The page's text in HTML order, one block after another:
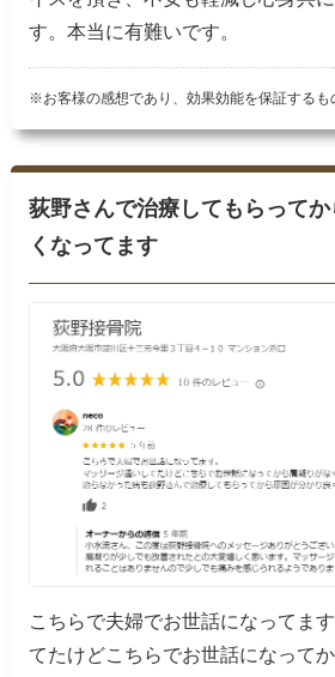
す。本当に有難いです。
※お客様の感想であり、効果効能を保証するも
荻野さんで治療してもらって
くなってます
こちらで夫婦でお世話になってま
てたけどこちらでお世話になって